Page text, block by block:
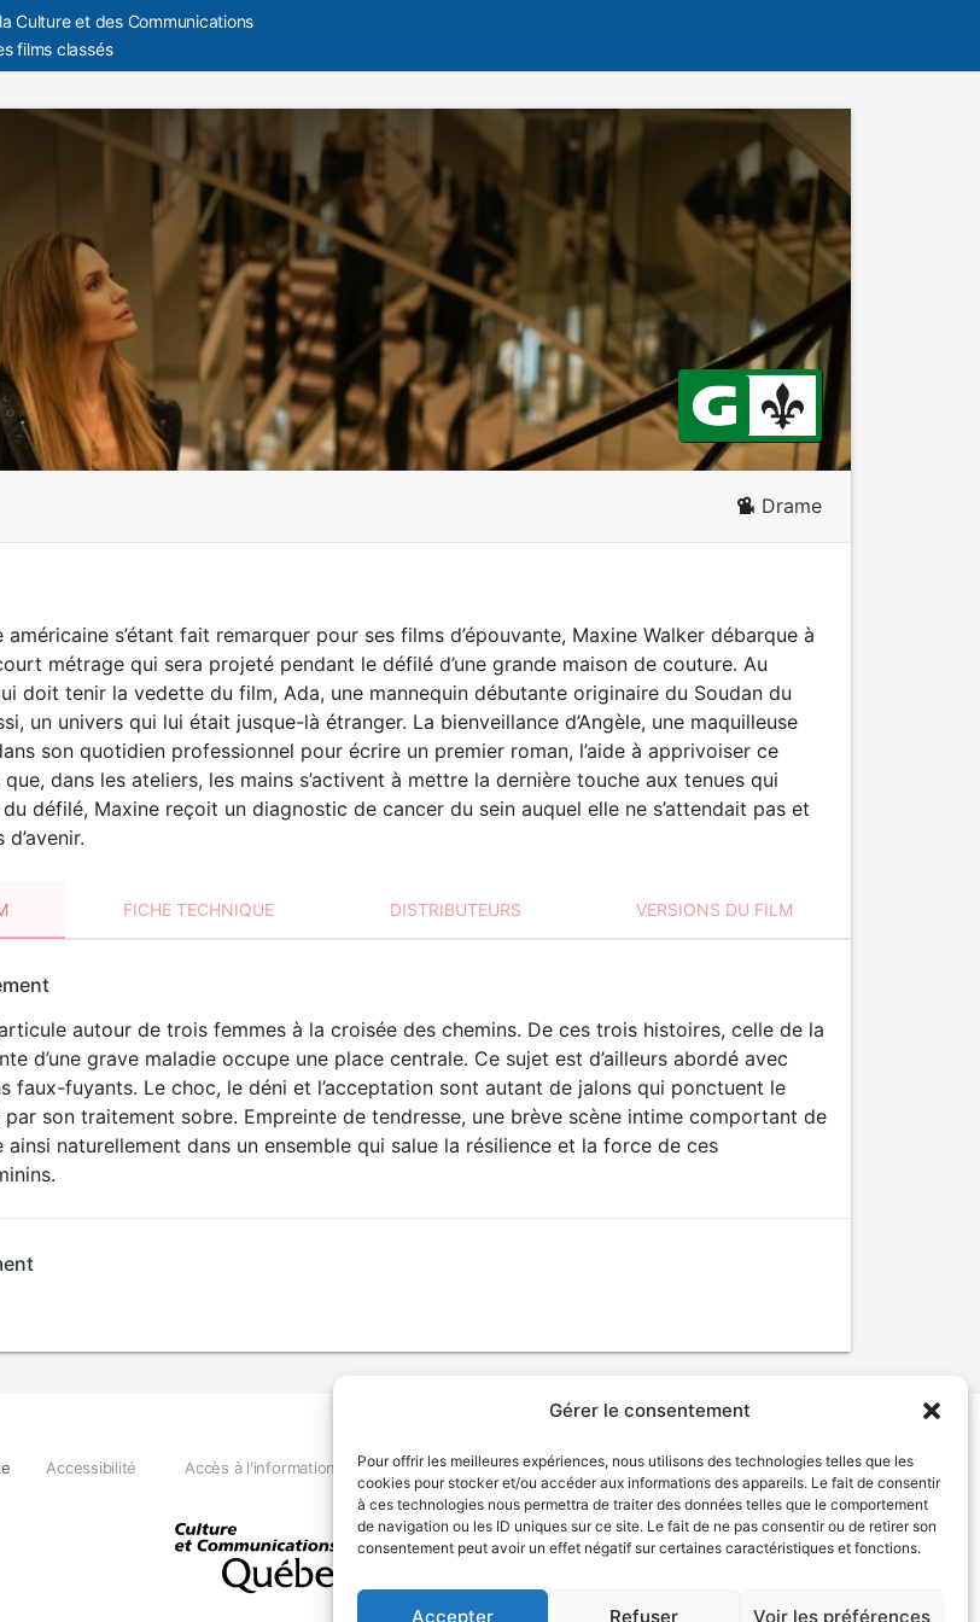
Gérer le consentement
Pour offrir les meilleures expériences, nous utilisons des technologies telles que les
cookies pour stocker et/ou accéder aux informations des appareils. Le fait de consentir
à ces technologies nous permettra de traiter des données telles que le comportement
de navigation ou les ID uniques sur ce site. Le fait de ne pas consentir ou de retirer son
consentement peut avoir un effet négatif sur certaines caractéristiques et fonctions.
Accepter Refuser Voir les préférences
Culture et des Communications
films classés
Drame
s’étant fait remarquer pour ses films d’épouvante, Maxine Walker débarque à
métrage qui sera projeté pendant le défilé d’une grande maison de couture. Au
doit tenir la vedette du film, Ada, une mannequin débutante originaire du Soudan du
un univers qui lui était jusque-là étranger. La bienveillance d’Angèle, une maquilleuse
son quotidien professionnel pour écrire un premier roman, l’aide à apprivoiser ce
dans les ateliers, les mains s’activent à mettre la dernière touche aux tenues qui
défilé, Maxine reçoit un diagnostic de cancer du sein auquel elle ne s’attendait pas et
FICHE TECHNIQUE DISTRIBUTEURS VERSIONS DU FILM
autour de trois femmes à la croisée des chemins. De ces trois histoires, celle de la
d’une grave maladie occupe une place centrale. Ce sujet est d’ailleurs abordé avec
faux-fuyants. Le choc, le déni et l’acceptation sont autant de jalons qui ponctuent le
son traitement sobre. Empreinte de tendresse, une brève scène intime comportant de
ainsi naturellement dans un ensemble qui salue la résilience et la force de ces
Accessibilité Accès à l'information Déclaration de services Politique de confidentialité